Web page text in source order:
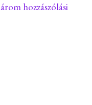
hozzászólási